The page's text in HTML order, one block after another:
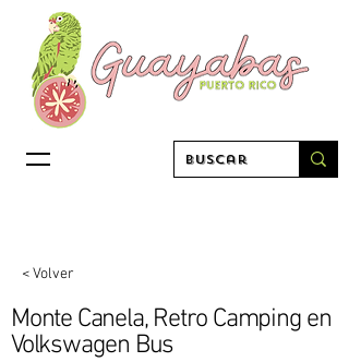
< Volver
Monte Canela, Retro Camping en
Volkswagen Bus